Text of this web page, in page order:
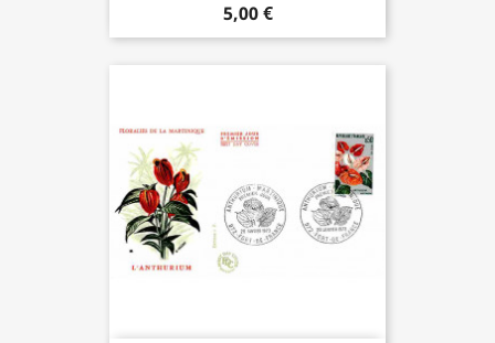
5,00 €